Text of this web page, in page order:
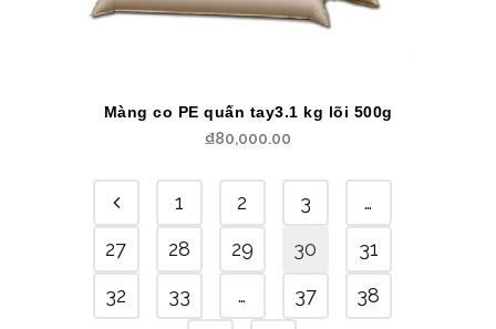
Màng co PE quấn tay3.1 kg lõi 500g
₫80,000.00
1 2 3
…
27
28 29 30
31
32
33 … 37
38